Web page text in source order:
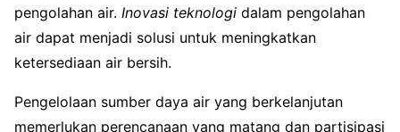
pengolahan air. Inovasi teknologi dalam pengolahan
air dapat menjadi solusi untuk meningkatkan
ketersediaan air bersih.
Pengelolaan sumber daya air yang berkelanjutan
memerlukan perencanaan yang matang dan partisipasi